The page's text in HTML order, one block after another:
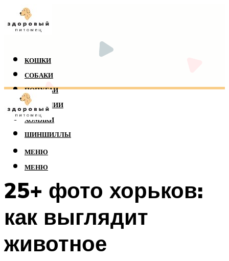
КОШКИ
СОБАКИ
ПОПУГАИ
РЕПТИЛИИ
ХОМЯКИ
ШИНШИЛЛЫ
МЕНЮ
МЕНЮ
25+ фото хорьков:
как выглядит
животное